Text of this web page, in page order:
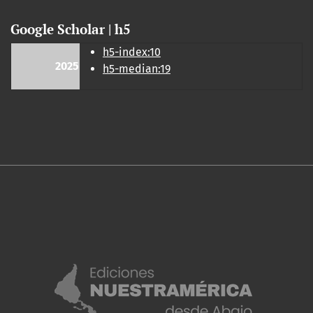
Google Scholar | h5
2025
h5-index:10
h5-median:19